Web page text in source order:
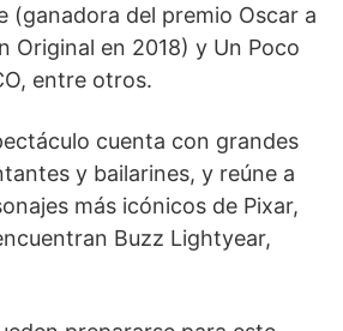
(ganadora del premio Oscar a
Original en 2018) y Un Poco
entre otros.
cuenta con grandes
y bailarines, y reúne a
más icónicos de Pixar,
Buzz Lightyear,